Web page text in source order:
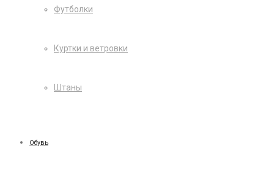
Футболки
Куртки и ветровки
Штаны
Обувь